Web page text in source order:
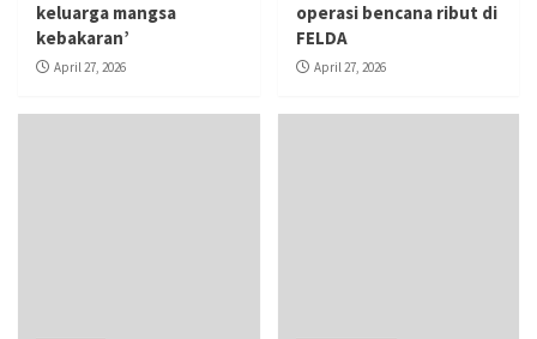
keluarga mangsa
kebakaran’
April 27, 2026
operasi bencana ribut di
FELDA
April 27, 2026